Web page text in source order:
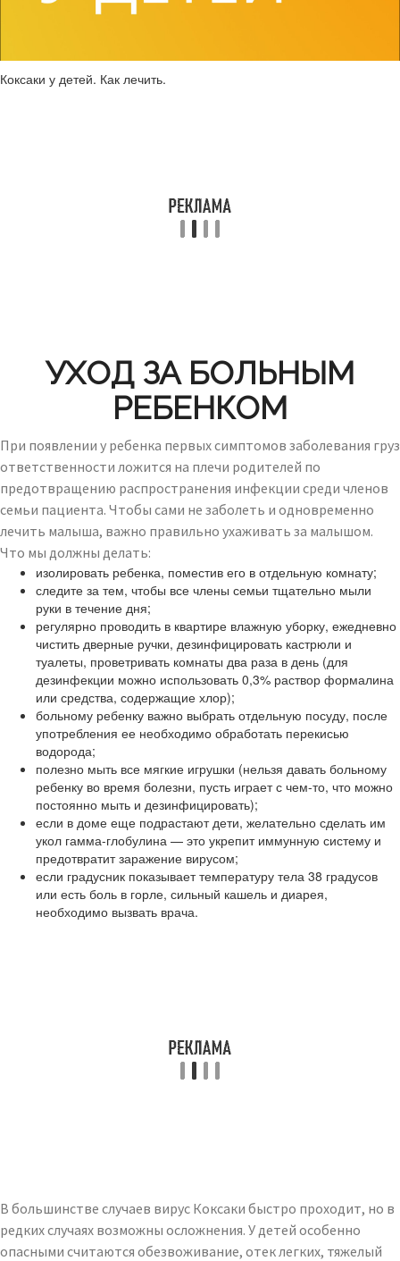
Коксаки у детей. Как лечить.
УХОД ЗА БОЛЬНЫМ
РЕБЕНКОМ
При появлении у ребенка первых симптомов заболевания груз
ответственности ложится на плечи родителей по
предотвращению распространения инфекции среди членов
семьи пациента. Чтобы сами не заболеть и одновременно
лечить малыша, важно правильно ухаживать за малышом.
Что мы должны делать:
изолировать ребенка, поместив его в отдельную комнату;
следите за тем, чтобы все члены семьи тщательно мыли
руки в течение дня;
регулярно проводить в квартире влажную уборку, ежедневно
чистить дверные ручки, дезинфицировать кастрюли и
туалеты, проветривать комнаты два раза в день (для
дезинфекции можно использовать 0,3% раствор формалина
или средства, содержащие хлор);
больному ребенку важно выбрать отдельную посуду, после
употребления ее необходимо обработать перекисью
водорода;
полезно мыть все мягкие игрушки (нельзя давать больному
ребенку во время болезни, пусть играет с чем-то, что можно
постоянно мыть и дезинфицировать);
если в доме еще подрастают дети, желательно сделать им
укол гамма-глобулина — это укрепит иммунную систему и
предотвратит заражение вирусом;
если градусник показывает температуру тела 38 градусов
или есть боль в горле, сильный кашель и диарея,
необходимо вызвать врача.
В большинстве случаев вирус Коксаки быстро проходит, но в
редких случаях возможны осложнения. У детей особенно
опасными считаются обезвоживание, отек легких, тяжелый